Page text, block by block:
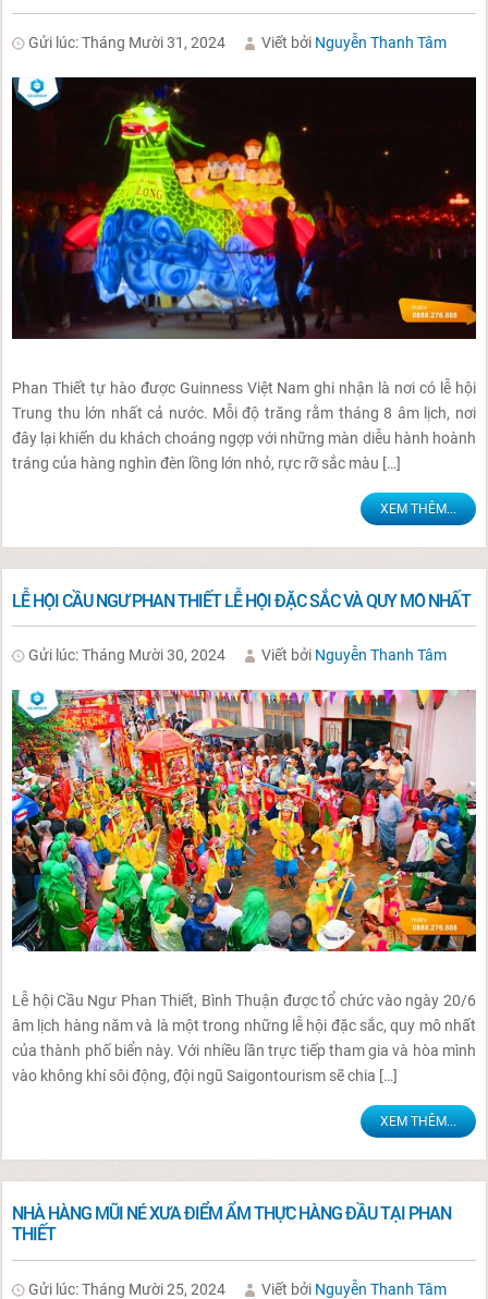
Gửi lúc: Tháng Mười 31, 2024 Viết bởi Nguyễn Thanh Tâm
Phan Thiết tự hào được Guinness Việt Nam ghi nhận là nơi có lễ hội
Trung thu lớn nhất cả nước. Mỗi độ trăng rằm tháng 8 âm lịch, nơi
đây lại khiến du khách choáng ngợp với những màn diễu hành hoành
tráng của hàng nghìn đèn lồng lớn nhỏ, rực rỡ sắc màu […]
XEM THÊM...
LỄ HỘI CẦU NGƯ PHAN THIẾT LỄ HỘI ĐẶC SẮC VÀ QUY MÔ NHẤT
Gửi lúc: Tháng Mười 30, 2024 Viết bởi Nguyễn Thanh Tâm
Lễ hội Cầu Ngư Phan Thiết, Bình Thuận được tổ chức vào ngày 20/6
âm lịch hàng năm và là một trong những lễ hội đặc sắc, quy mô nhất
của thành phố biển này. Với nhiều lần trực tiếp tham gia và hòa mình
vào không khí sôi động, đội ngũ Saigontourism sẽ chia […]
XEM THÊM...
NHÀ HÀNG MŨI NÉ XƯA ĐIỂM ẨM THỰC HÀNG ĐẦU TẠI PHAN
THIẾT
Gửi lúc: Tháng Mười 25, 2024 Viết bởi Nguyễn Thanh Tâm